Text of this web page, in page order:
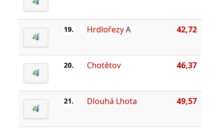
19. HrdlořezyA 42,72
20. Chotětov 46,37
21. Dlouhá Lhota 49,57